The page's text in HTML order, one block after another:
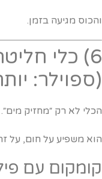
מגיעה בזמן.
6) כלי
לא רק ״מחזיק מים״.
משפיע על חום, על
עם